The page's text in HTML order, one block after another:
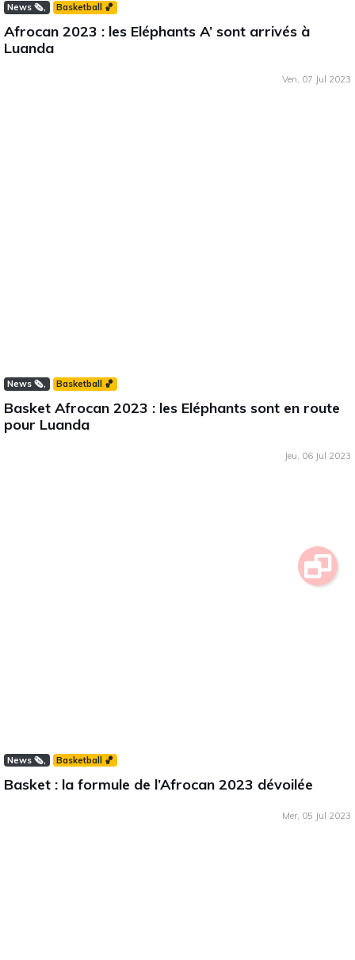
News 🗞️ Basketball 🏀
Afrocan 2023 : les Eléphants A’ sont arrivés à
Luanda
Ven, 07 Jul 2023
News 🗞️ Basketball 🏀
Basket Afrocan 2023 : les Eléphants sont en route
pour Luanda
Jeu, 06 Jul 2023
News 🗞️ Basketball 🏀
Basket : la formule de l’Afrocan 2023 dévoilée
Mer, 05 Jul 2023